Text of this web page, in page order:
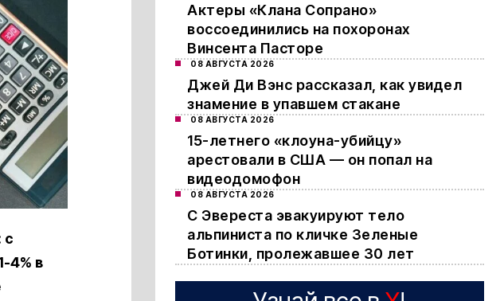
с
4% в
Актеры «Клана Сопрано»
воссоединились на похоронах
Винсента Пасторе
08 АВГУСТА 2026
Джей Ди Вэнс рассказал, как увидел
знамение в упавшем стакане
08 АВГУСТА 2026
15-летнего «клоуна-убийцу»
арестовали в США — он попал на
видеодомофон
08 АВГУСТА 2026
С Эвереста эвакуируют тело
альпиниста по кличке Зеленые
Ботинки, пролежавшее 30 лет